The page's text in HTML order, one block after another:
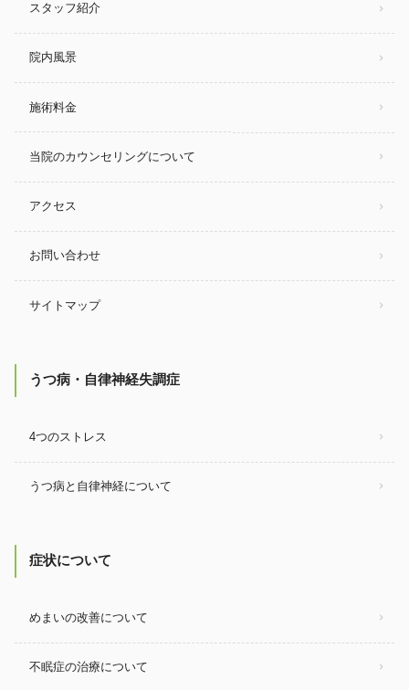
スタッフ紹介
院内風景
施術料金
当院のカウンセリングについて
アクセス
お問い合わせ
サイトマップ
うつ病・自律神経失調症
4つのストレス
うつ病と自律神経について
症状について
めまいの改善について
不眠症の治療について